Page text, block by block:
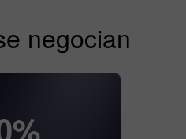
negocian